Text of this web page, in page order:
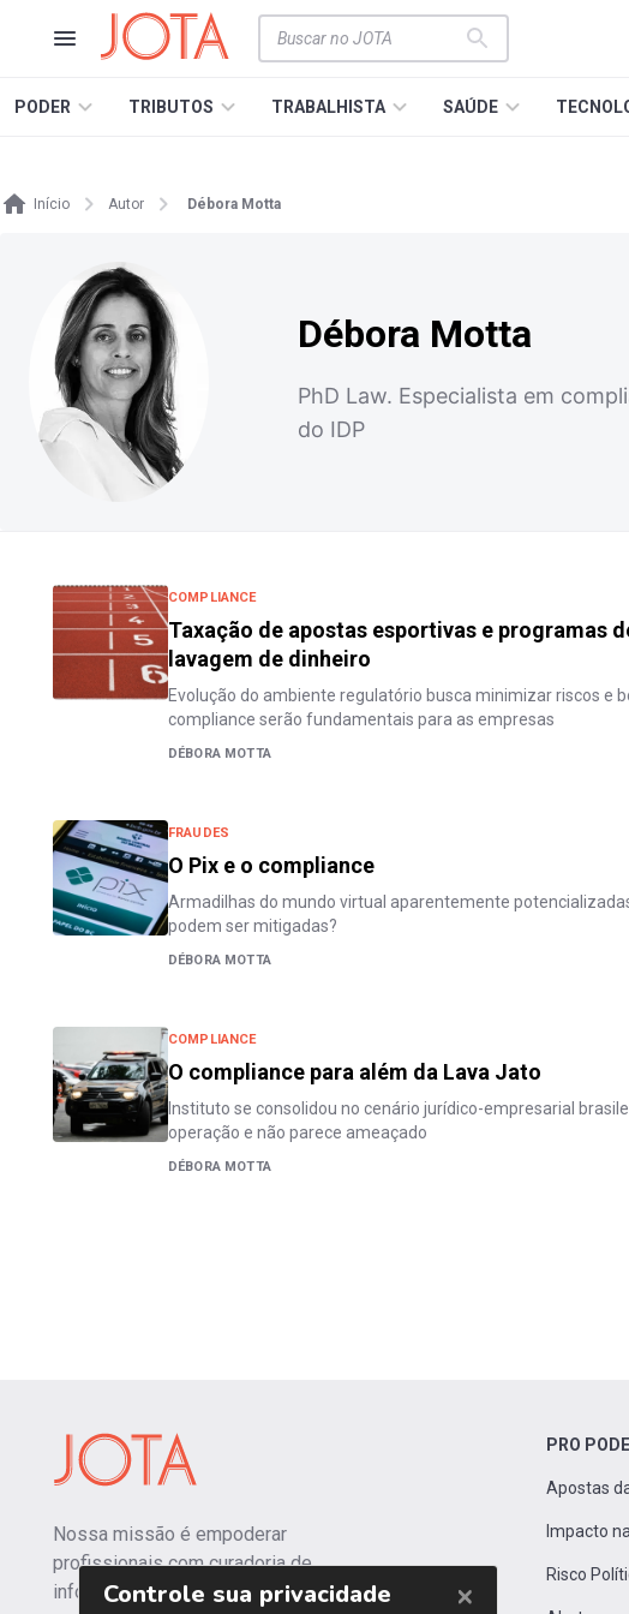
PODER TRIBUTOS TRABALHISTA SAÚDE
Início Autor Débora Motta
Débora Motta
PhD Law. Especialista em
do IDP
COMPLIANCE
Taxação de apostas esportivas e programas
lavagem de dinheiro
Evolução do ambiente regulatório busca minimizar riscos e
compliance serão fundamentais para as empresas
DÉBORA MOTTA
FRAUDES
O Pix e o compliance
Armadilhas do mundo virtual aparentemente
podem ser mitigadas?
DÉBORA MOTTA
COMPLIANCE
O compliance para além da Lava Jato
Instituto se consolidou no cenário jurídico-empresarial
operação e não parece ameaçado
DÉBORA MOTTA
Nossa missão é empoderar
profissionais com curadoria de
informações independentes e
PRO
Apostas
Impacto
Risco